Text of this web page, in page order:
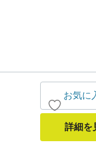
お気に
詳細を